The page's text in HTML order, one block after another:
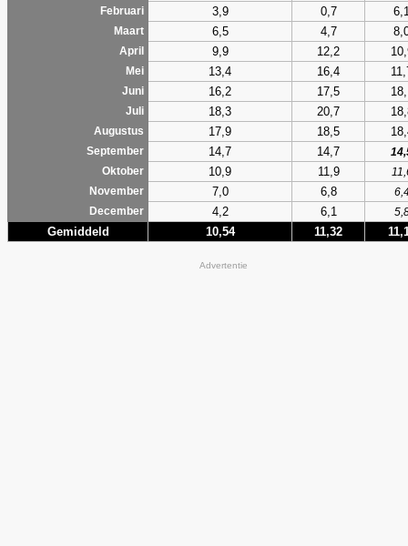
Februari 3,9 0,7
Maart 6,5 4,7
April 9,9 12,2
Mei 13,4 16,4
Juni 16,2 17,5
Juli 18,3 20,7
Augustus 17,9 18,5
September 14,7 14,7
Oktober
10,9 11,9
November
7,0 6,8
December
4,2 6,1
Gemiddeld 10,54 11,32
Advertentie